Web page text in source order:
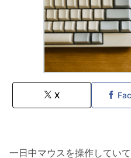
X
一日中マウスを操作してい